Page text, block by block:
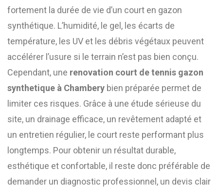
fortement la durée de vie d’un court en gazon
synthétique. L’humidité, le gel, les écarts de
température, les UV et les débris végétaux peuvent
accélérer l’usure si le terrain n’est pas bien conçu.
Cependant, une renovation court de tennis gazon
synthetique à Chambery bien préparée permet de
limiter ces risques. Grâce à une étude sérieuse du
site, un drainage efficace, un revêtement adapté et
un entretien régulier, le court reste performant plus
longtemps. Pour obtenir un résultat durable,
esthétique et confortable, il reste donc préférable de
demander un diagnostic professionnel, un devis clair